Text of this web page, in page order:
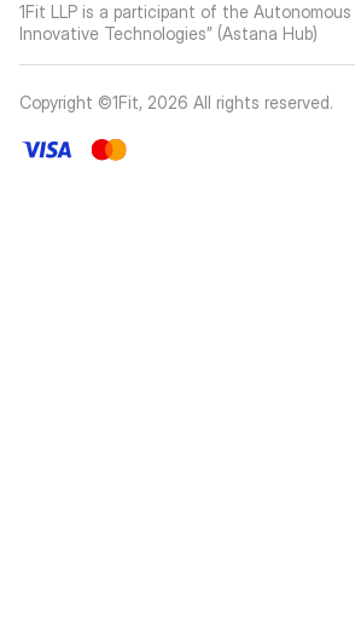
1Fit LLP is a participant of the Autonomous
Innovative Technologies” (Astana Hub)
Copyright ©1Fit, 2026 All rights reserved.